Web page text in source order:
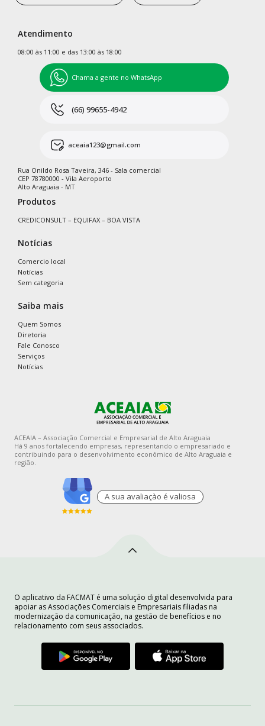
Atendimento
08:00 às 11:00 e das 13:00 às 18:00
Chama a gente no WhatsApp
(66) 99655-4942
aceaia123@gmail.com
Rua Onildo Rosa Taveira, 346 - Sala comercial
CEP 78780000 - Vila Aeroporto
Alto Araguaia - MT
Produtos
CREDICONSULT – EQUIFAX – BOA VISTA
Notícias
Comercio local
Notícias
Sem categoria
Saiba mais
Quem Somos
Diretoria
Fale Conosco
Serviços
Notícias
ACEAIA – Associação Comercial e Empresarial de Alto Araguaia
Há 9 anos fortalecendo empresas, representando o empresariado e
contribuindo para o desenvolvimento econômico de Alto Araguaia e
região.
A sua avaliaçào é valiosa
O aplicativo da FACMAT é uma solução digital desenvolvida para
apoiar as Associações Comerciais e Empresariais filiadas na
modernização da comunicação, na gestão de benefícios e no
relacionamento com seus associados.